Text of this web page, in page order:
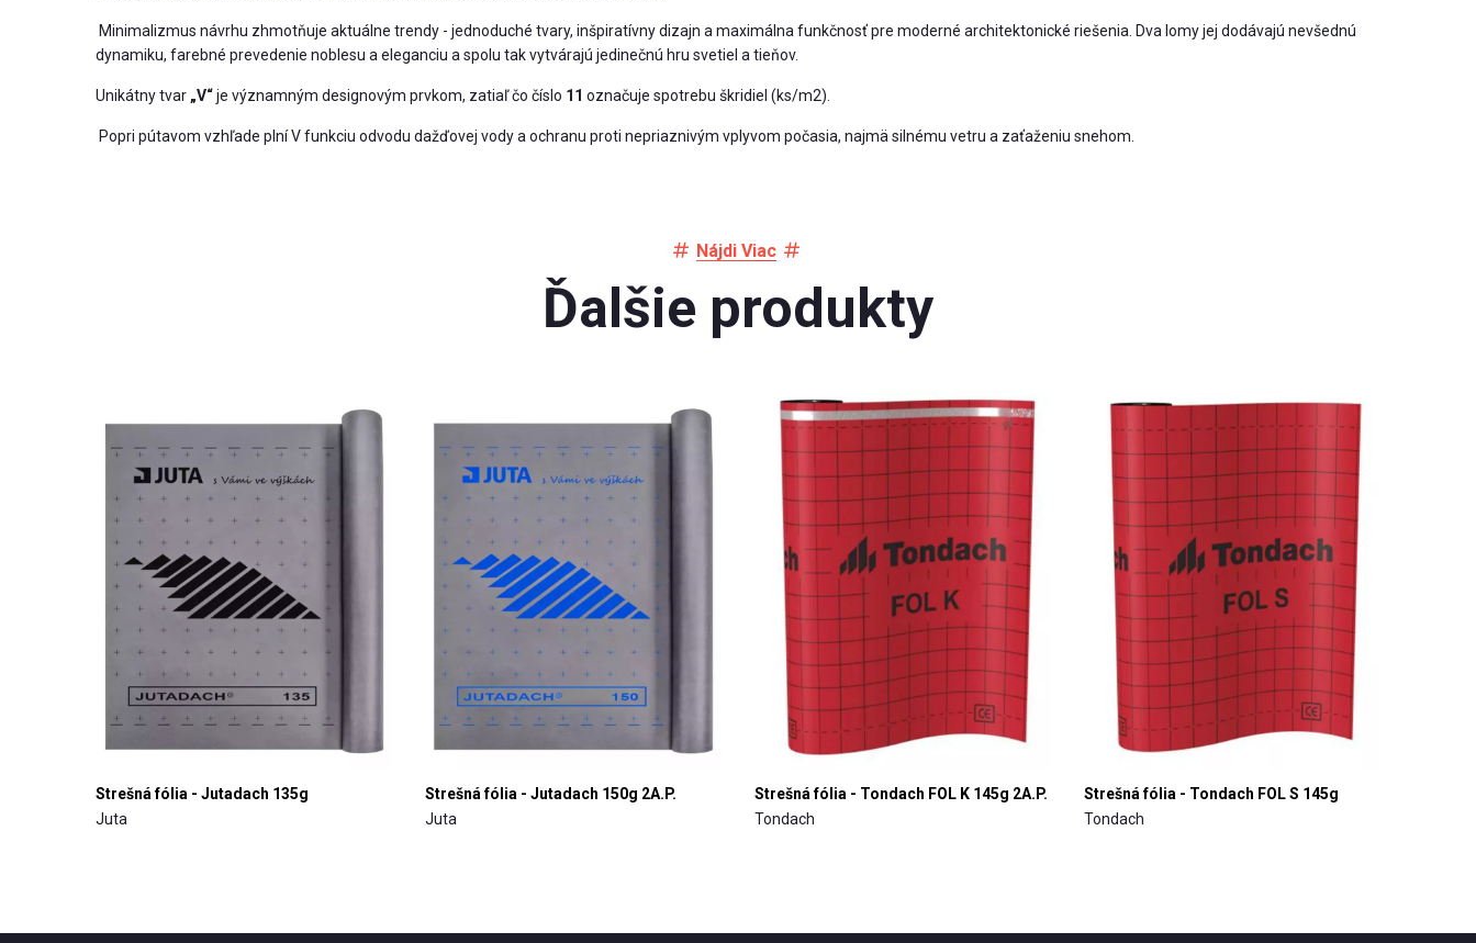
Minimalizmus návrhu zhmotňuje aktuálne trendy - jednoduché tvary, inšpiratívny dizajn a maximálna funkčnosť pre moderné architektonické riešenia. Dva lomy jej dodávajú nevšednú
dynamiku, farebné prevedenie noblesu a eleganciu a spolu tak vytvárajú jedinečnú hru svetiel a tieňov.
Unikátny tvar „V“je významným designovým prvkom, zatiaľ čo číslo 11 označuje spotrebu škridiel (ks/m2).
Popri pútavom vzhľade plní V funkciu odvodu dažďovej vody a ochranu proti nepriaznivým vplyvom počasia, najmä silnému vetru a zaťaženiu snehom.
Nájdi Viac
Ďalšie produkty
Strešná fólia - Jutadach 135g
Juta
Strešná fólia - Jutadach 150g 2A.P.
Juta
Strešná fólia - Tondach FOL K 145g 2A.P.
Tondach
Strešná fólia - Tondach FOL S 145g
Tondach